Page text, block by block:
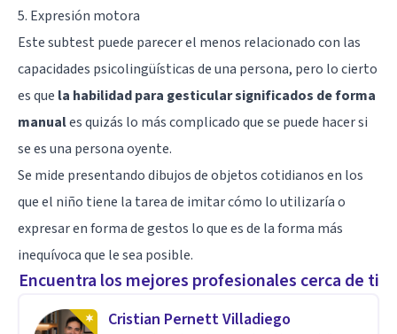
5. Expresión motora
Este subtest puede parecer el menos relacionado con las
capacidades psicolingüísticas de una persona, pero lo cierto
es que la habilidad para gesticular significados de forma
manuales quizás lo más complicado que se puede hacer si
se es una persona oyente.
Se mide presentando dibujos de objetos cotidianos en los
que el niño tiene la tarea de imitar cómo lo utilizaría o
expresar en forma de gestos lo que es de la forma más
inequívoca que le sea posible.
Encuentra los mejores profesionales cerca de ti
Cristian Pernett Villadiego